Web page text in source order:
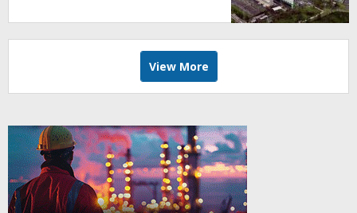
View More